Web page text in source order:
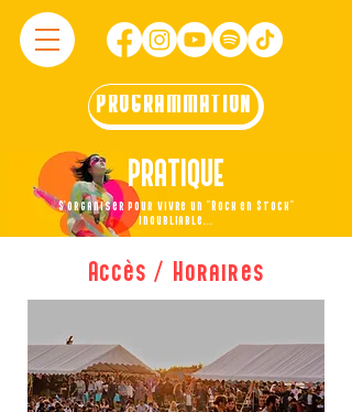
PROGRAMMATION
PRATIQUE
S'organiser pour vivre un "Rock en Stock"
inoubliable...
Accès / Horaires